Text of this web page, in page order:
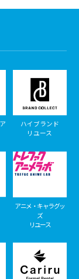
ハイブランド
リユース
アニメ・キャラグッ
ズ
リユース